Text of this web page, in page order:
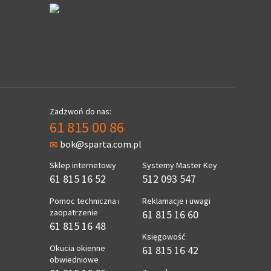
Zadzwoń do nas:
61 815 00 86
bok@sparta.com.pl
Sklep internetowy
61 815 16 52
Pomoc techniczna i
zaopatrzenie
61 815 16 48
Okucia okienne
obwiedniowe
Systemy Master Key
512 093 547
Reklamacje i uwagi
61 815 16 60
Księgowość
61 815 16 42